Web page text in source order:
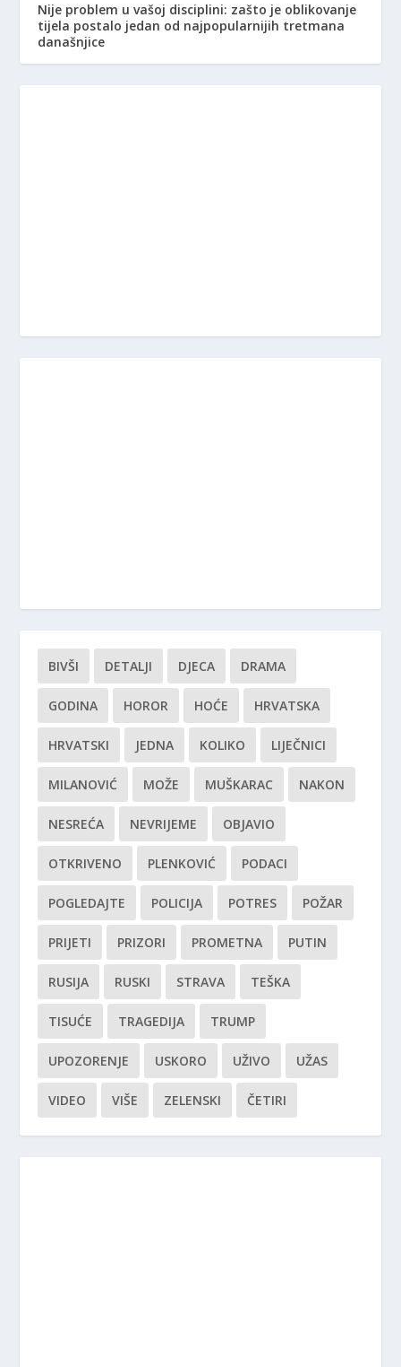
Nije problem u vašoj disciplini: zašto je oblikovanje
tijela postalo jedan od najpopularnijih tretmana
današnjice
BIVŠI DETALJI DJECA DRAMA
GODINA HOROR HOĆE HRVATSKA
HRVATSKI JEDNA KOLIKO LIJEČNICI
MILANOVIĆ MOŽE MUŠKARAC NAKON
NESREĆA NEVRIJEME OBJAVIO
OTKRIVENO PLENKOVIĆ PODACI
POGLEDAJTE POLICIJA POTRES POŽAR
PRIJETI PRIZORI PROMETNA PUTIN
RUSIJA RUSKI STRAVA TEŠKA
TISUĆE TRAGEDIJA TRUMP
UPOZORENJE USKORO UŽIVO UŽAS
VIDEO VIŠE ZELENSKI ČETIRI